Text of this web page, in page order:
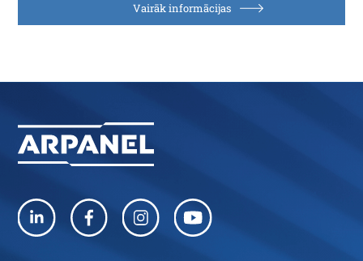
Vairāk informācijas